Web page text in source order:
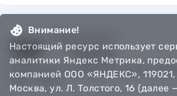
© Департамент информатизации
2018 — 2026
Внимание!
Настоящий ресурс использует
аналитики Яндекс Метрика,
компанией ООО «ЯНДЕКС», 119021,
Москва, ул. Л. Толстого, 16 (далее